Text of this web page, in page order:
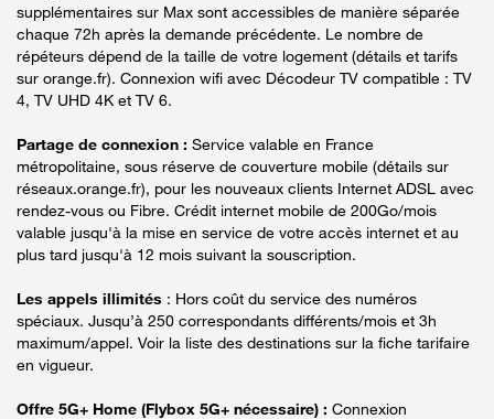
supplémentaires sur Max sont accessibles de manière séparée
chaque 72h après la demande précédente. Le nombre de
répéteurs dépend de la taille de votre logement (détails et tarifs
sur orange.fr). Connexion wifi avec Décodeur TV compatible : TV
4, TV UHD 4K et TV 6.
Partage de connexion : Service valable en France
métropolitaine, sous réserve de couverture mobile (détails sur
réseaux.orange.fr), pour les nouveaux clients Internet ADSL avec
rendez-vous ou Fibre. Crédit internet mobile de 200Go/mois
valable jusqu'à la mise en service de votre accès internet et au
plus tard jusqu'à 12 mois suivant la souscription.
Les appels illimités : Hors coût du service des numéros
spéciaux. Jusqu’à 250 correspondants différents/mois et 3h
maximum/appel. Voir la liste des destinations sur la fiche tarifaire
en vigueur.
Offre 5G+ Home (Flybox 5G+ nécessaire) : Connexion